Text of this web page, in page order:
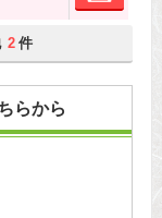
2 件
らから